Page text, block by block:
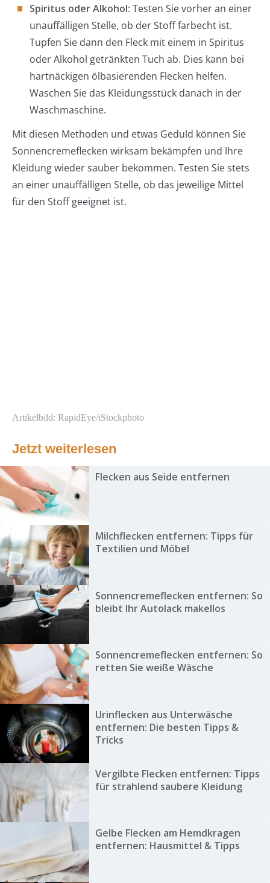
Spiritus oder Alkohol: Testen Sie vorher an einer
unauffälligen Stelle, ob der Stoff farbecht ist.
Tupfen Sie dann den Fleck mit einem in Spiritus
oder Alkohol getränkten Tuch ab. Dies kann bei
hartnäckigen ölbasierenden Flecken helfen.
Waschen Sie das Kleidungsstück danach in der
Waschmaschine.
Mit diesen Methoden und etwas Geduld können Sie
Sonnencremeflecken wirksam bekämpfen und Ihre
Kleidung wieder sauber bekommen. Testen Sie stets
an einer unauffälligen Stelle, ob das jeweilige Mittel
für den Stoff geeignet ist.
Artikelbild: RapidEye/iStockphoto
Jetzt weiterlesen
Flecken aus Seide entfernen
Milchflecken entfernen: Tipps für
Textilien und Möbel
Sonnencremeflecken entfernen: So
bleibt Ihr Autolack makellos
Sonnencremeflecken entfernen: So
retten Sie weiße Wäsche
Urinflecken aus Unterwäsche
entfernen: Die besten Tipps &
Tricks
Vergilbte Flecken entfernen: Tipps
für strahlend saubere Kleidung
Gelbe Flecken am Hemdkragen
entfernen: Hausmittel & Tipps